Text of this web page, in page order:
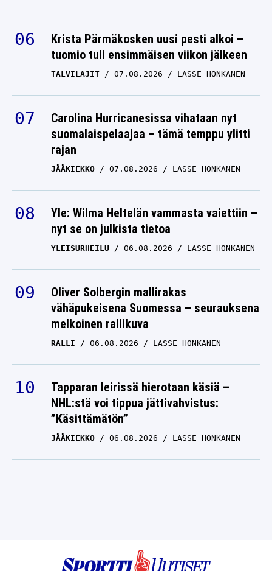
Krista Pärmäkosken uusi pesti alkoi –
tuomio tuli ensimmäisen viikon jälkeen
TALVILAJIT 07.08.2026 LASSE HONKANEN
Carolina Hurricanesissa vihataan nyt
suomalaispelaajaa – tämä temppu ylitti
rajan
JÄÄKIEKKO 07.08.2026 LASSE HONKANEN
Yle: Wilma Heltelän vammasta vaiettiin –
nyt se on julkista tietoa
YLEISURHEILU 06.08.2026 LASSE HONKANEN
Oliver Solbergin mallirakas
vähäpukeisena Suomessa – seurauksena
melkoinen rallikuva
RALLI 06.08.2026 LASSE HONKANEN
Tapparan leirissä hierotaan käsiä –
NHL:stä voi tippua jättivahvistus:
”Käsittämätön”
JÄÄKIEKKO 06.08.2026 LASSE HONKANEN